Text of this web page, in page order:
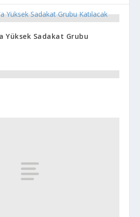
Yüksek Sadakat Grubu